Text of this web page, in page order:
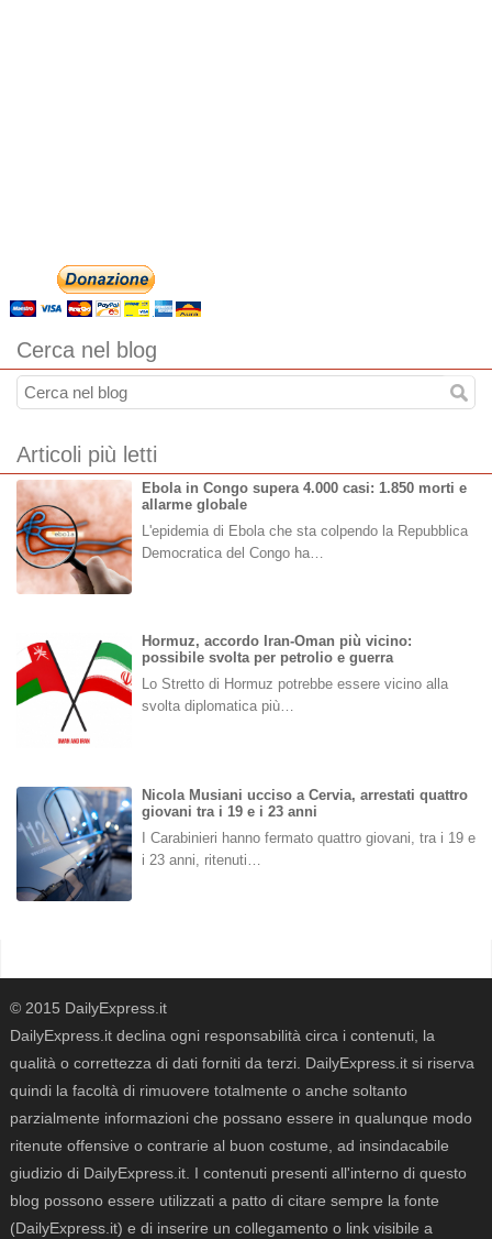
Cerca nel blog
Articoli più letti
Ebola in Congo supera 4.000 casi: 1.850 morti e
allarme globale
L'epidemia di Ebola che sta colpendo la Repubblica
Democratica del Congo ha…
Hormuz, accordo Iran-Oman più vicino:
possibile svolta per petrolio e guerra
Lo Stretto di Hormuz potrebbe essere vicino alla
svolta diplomatica più…
Nicola Musiani ucciso a Cervia, arrestati quattro
giovani tra i 19 e i 23 anni
I Carabinieri hanno fermato quattro giovani, tra i 19 e
i 23 anni, ritenuti…
© 2015 DailyExpress.it
DailyExpress.it declina ogni responsabilità circa i contenuti, la
qualità o correttezza di dati forniti da terzi. DailyExpress.it si riserva
quindi la facoltà di rimuovere totalmente o anche soltanto
parzialmente informazioni che possano essere in qualunque modo
ritenute offensive o contrarie al buon costume, ad insindacabile
giudizio di DailyExpress.it. I contenuti presenti all'interno di questo
blog possono essere utilizzati a patto di citare sempre la fonte
(DailyExpress.it) e di inserire un collegamento o link visibile a